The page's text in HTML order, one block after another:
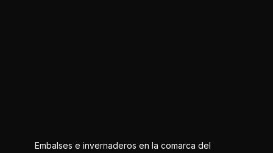
Embalses e invernaderos en la comarca del